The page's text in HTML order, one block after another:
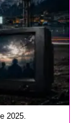
2025.